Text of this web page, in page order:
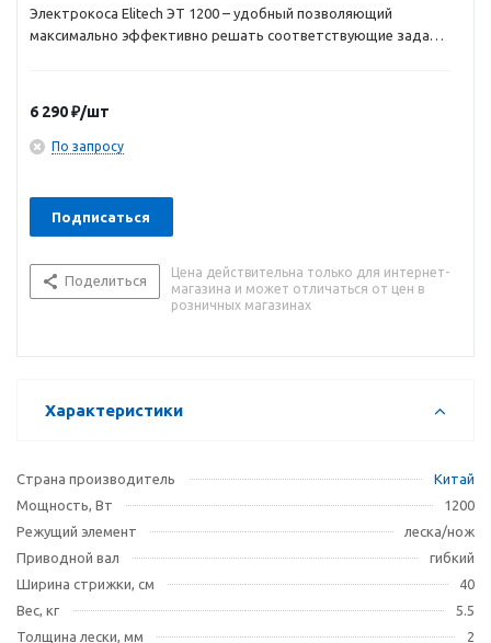
Электрокоса Elitech ЭТ 1200 – удобный позволяющий
максимально эффективно решать соответствующие задачи
6 290₽/шт
По запросу
Подписаться
Поделиться
Цена действительна только для интернет-
магазина и может отличаться от цен в
розничных магазинах
Характеристики
Страна производитель
Китай
Мощность, Вт
1200
Режущий элемент
леска/нож
Приводной вал
гибкий
Ширина стрижки, см
40
Вес, кг
5.5
Толщина лески, мм
2